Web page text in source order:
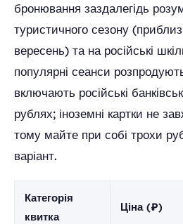
бронювання заздалегідь
туристичного сезону
вересень) та на російські
популярні сеанси
включають російські
рублях; іноземні картки не
тому майте при собі трохи
варіант.
Категорія
квитка
Ціна (₽)